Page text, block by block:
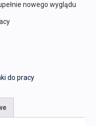
nowego wyglądu
do pracy